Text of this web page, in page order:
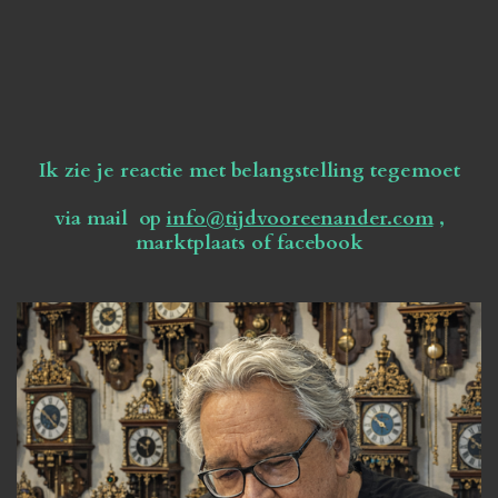
Ik zie je reactie met belangstelling tegemoet
via mail opinfo@tijdvooreenander.com,
marktplaats of facebook